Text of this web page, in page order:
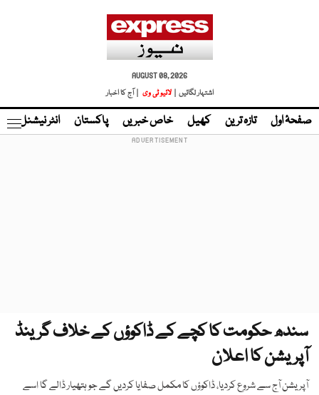
AUGUST 08, 2026
اشتہار لگائیں |
لائیو ٹی وی | آج کا اخبار
صفحۂ اول تازہ ترین کھیل خاص خبریں پاکستان انٹر نیشنل
سندھ حکومت کا کچے کے ڈاکوؤں کے خلاف گرینڈ
آپریشن کا اعلان
آپریشن آج سے شروع کردیا، ڈاکوؤں کا مکمل صفایا کردیں گے جو ہتھیار ڈالے گا اسے